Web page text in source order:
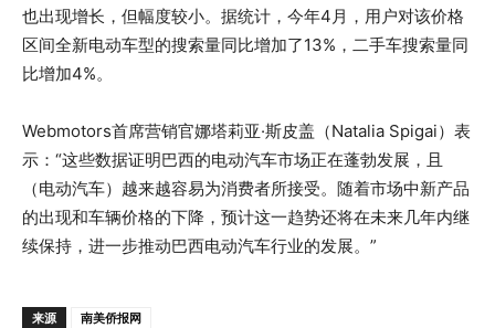
也出现增长，但幅度较小。据统计，今年4月，用户对该价格
区间全新电动车型的搜索量同比增加了13%，二手车搜索量同
比增加4%。
Webmotors首席营销官娜塔莉亚·斯皮盖（Natalia Spigai）表
示：“这些数据证明巴西的电动汽车市场正在蓬勃发展，且
（电动汽车）越来越容易为消费者所接受。随着市场中新产品
的出现和车辆价格的下降，预计这一趋势还将在未来几年内继
续保持，进一步推动巴西电动汽车行业的发展。”
来源 南美侨报网